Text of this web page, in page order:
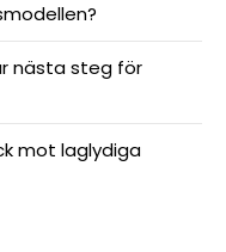
nästa steg för
mot laglydiga